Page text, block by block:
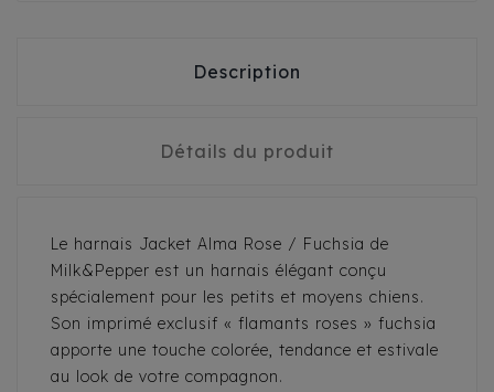
Description
Détails du produit
Le harnais Jacket Alma Rose / Fuchsia de
Milk&Pepper est un harnais élégant conçu
spécialement pour les petits et moyens chiens.
Son imprimé exclusif « flamants roses » fuchsia
apporte une touche colorée, tendance et estivale
au look de votre compagnon.